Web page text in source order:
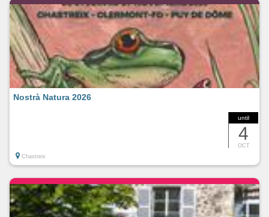
until
4
OCT
Nostrà Natura 2026
Chastreix